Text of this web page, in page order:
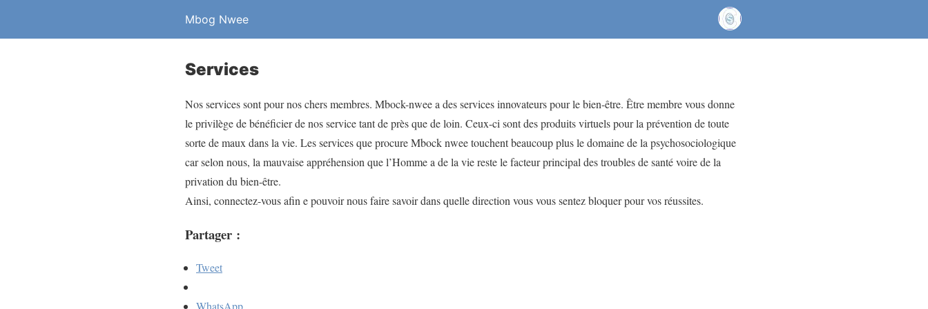
Mbog Nwee
Services
Nos services sont pour nos chers membres. Mbock-nwee a des services innovateurs pour le bien-être. Être membre vous donne
le privilège de bénéficier de nos service tant de près que de loin. Ceux-ci sont des produits virtuels pour la prévention de toute
sorte de maux dans la vie. Les services que procure Mbock nwee touchent beaucoup plus le domaine de la psychosociologique
car selon nous, la mauvaise appréhension que l’Homme a de la vie reste le facteur principal des troubles de santé voire de la
privation du bien-être.
Ainsi, connectez-vous afin e pouvoir nous faire savoir dans quelle direction vous vous sentez bloquer pour vos réussites.
Partager :
Tweet